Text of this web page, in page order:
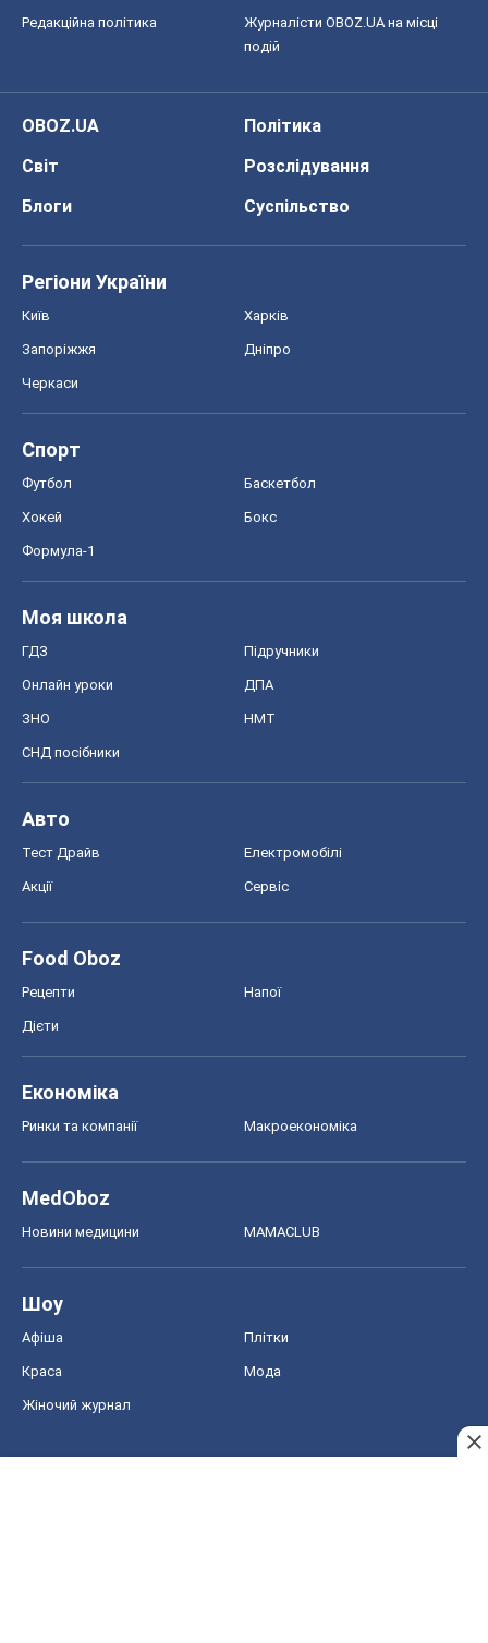
Редакційна політика
Журналісти OBOZ.UA на місці
подій
OBOZ.UA
Політика
Світ
Розслідування
Блоги
Суспільство
Регіони України
Київ Харків
Запоріжжя Дніпро
Черкаси
Спорт
Футбол Баскетбол
Хокей Бокс
Формула-1
Моя школа
ГДЗ Підручники
Онлайн уроки ДПА
ЗНО НМТ
СНД посібники
Авто
Тест Драйв Електромобілі
Акції Сервіс
Food Oboz
Рецепти Напої
Дієти
Економіка
Ринки та компанії Макроекономіка
MedOboz
Новини медицини MAMACLUB
Шоу
Афіша Плітки
Краса Мода
Жіночий журнал